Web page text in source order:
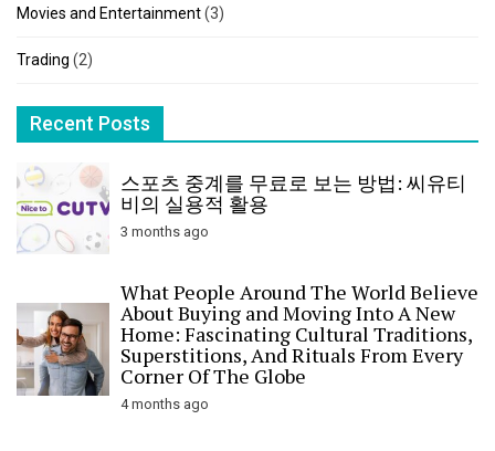
Movies and Entertainment(3)
Trading (2)
Recent Posts
스포츠 중계를 무료로 보는 방법: 씨유티
비의 실용적 활용
3 months ago
What People Around The World Believe
About Buying and Moving Into A New
Home: Fascinating Cultural Traditions,
Superstitions, And Rituals From Every
Corner Of The Globe
4 months ago